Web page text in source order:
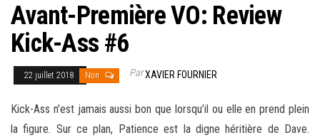
Avant-Première VO: Review
Kick-Ass #6
22 juillet 2018 Non ParXAVIER FOURNIER
Kick-Ass n’est jamais aussi bon que lorsqu’il ou elle en prend plein
la figure. Sur ce plan, Patience est la digne héritière de Dave.